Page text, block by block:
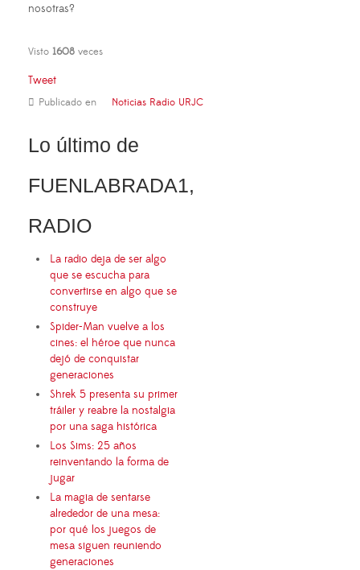
nosotras?
Visto 1608 veces
Tweet
Publicado en Noticias Radio URJC
Lo último de
FUENLABRADA1,
RADIO
La radio deja de ser algo
que se escucha para
convertirse en algo que se
construye
Spider-Man vuelve a los
cines: el héroe que nunca
dejó de conquistar
generaciones
Shrek 5 presenta su primer
tráiler y reabre la nostalgia
por una saga histórica
Los Sims: 25 años
reinventando la forma de
jugar
La magia de sentarse
alrededor de una mesa:
por qué los juegos de
mesa siguen reuniendo
generaciones